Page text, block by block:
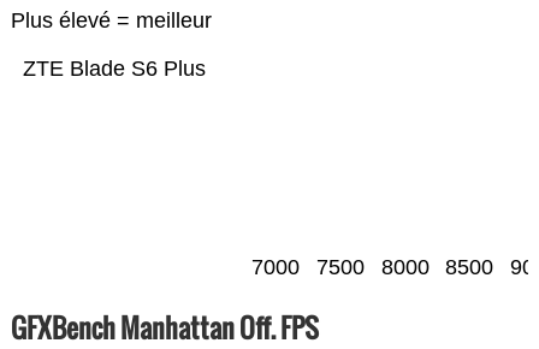
Plus élevé = meilleur
ZTE Blade S6 Plus
7000 7500 8000 8500
GFXBench Manhattan Off. FPS